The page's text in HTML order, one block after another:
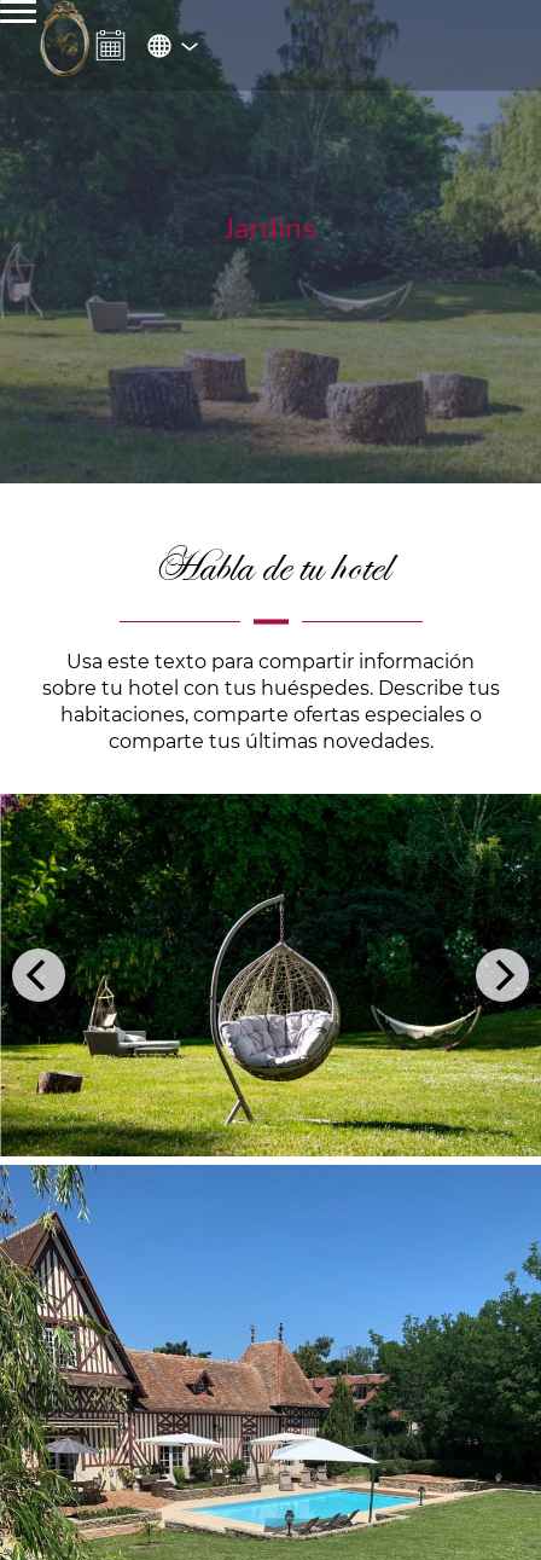
Jardins
Habla de tu hotel
Usa este texto para compartir información
sobre tu hotel con tus huéspedes. Describe tus
habitaciones, comparte ofertas especiales o
comparte tus últimas novedades.